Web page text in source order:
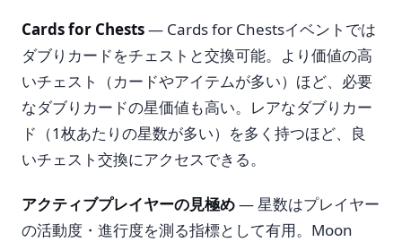
Cards for Chests— Cards for Chestsイベントでは
ダブりカードをチェストと交換可能。より価値の高
いチェスト（カードやアイテムが多い）ほど、必要
なダブりカードの星価値も高い。レアなダブりカー
ド（1枚あたりの星数が多い）を多く持つほど、良
いチェスト交換にアクセスできる。
アクティブプレイヤーの見極め— 星数はプレイヤー
の活動度・進行度を測る指標として有用。Moon